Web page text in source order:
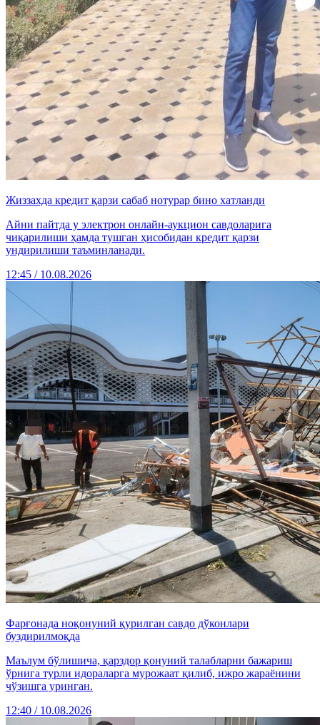
Жиззахда кредит қарзи сабаб нотурар бино хатланди
Айни пайтда у электрон онлайн-аукцион савдоларига
чиқарилиши ҳамда тушган ҳисобидан кредит қарзи
ундирилиши таъминланади.
12:45 / 10.08.2026
Фарғонада ноқонуний қурилган савдо дўконлари
буздирилмоқда
Маълум бўлишича, қарздор қонуний талабларни бажариш
ўрнига турли идораларга мурожаат қилиб, ижро жараёнини
чўзишга уринган.
12:40 / 10.08.2026